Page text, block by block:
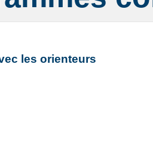
les orienteurs